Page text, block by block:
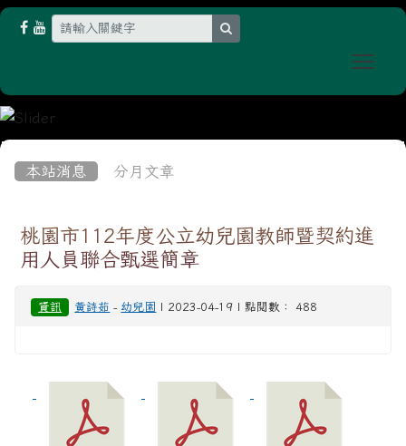
本站消息 分月文章
桃園市112年度公立幼兒園教師暨契約進
用人員聯合甄選簡章
資訊 黃詩茹 - 幼兒園 | 2023-04-19 | 點閱數： 488